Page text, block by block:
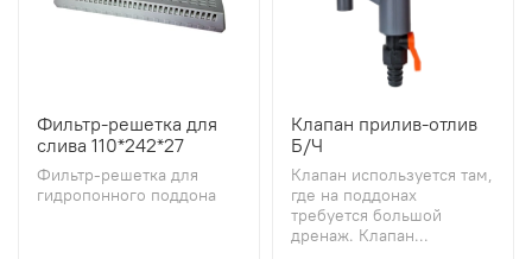
Фильтр-решетка для
слива 110*242*27
Фильтр-решетка для
гидропонного поддона
Клапан прилив-отлив
Б/Ч
Клапан используется там,
где на поддонах
требуется большой
дренаж. Клапан...